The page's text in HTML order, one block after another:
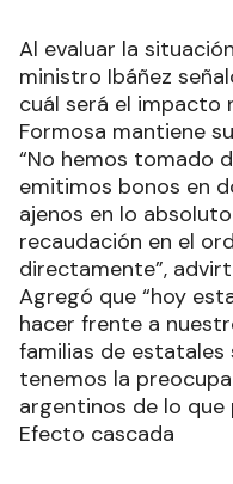
Al evaluar la
ministro Ibáñez
cuál será el impacto
Formosa mantiene
“No hemos tomado
emitimos bonos en
ajenos en lo
recaudación en el
directamente”,
Agregó que “hoy
hacer frente a
familias de estatales
tenemos la
argentinos de lo que
Efecto cascada